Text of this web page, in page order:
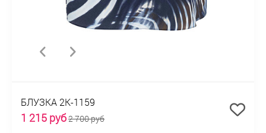
БЛУЗКА 2К-1159
1 215 руб2 700 руб